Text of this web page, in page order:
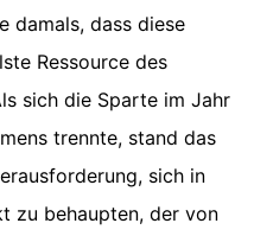
damals, dass diese
Ressource des
sich die Sparte im Jahr
trennte, stand das
sich in
zu behaupten, der von